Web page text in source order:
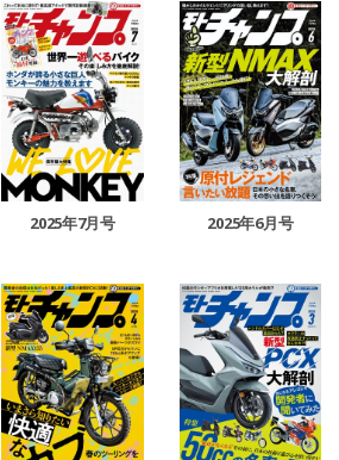
2025年7月号 2025年6月号